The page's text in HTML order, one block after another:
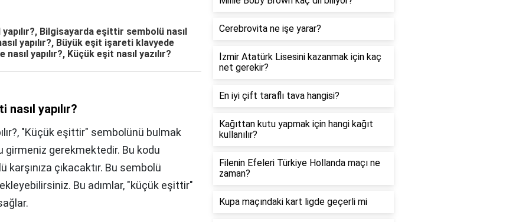
Bilgisayarda eşittir sembolü nasıl
yapılır?, Büyük eşit işareti klavyede
yapılır?, Küçük eşit nasıl yazılır?
yapılır?
"Küçük eşittir" sembolünü bulmak
girmeniz gerekmektedir. Bu kodu
çıkacaktır. Bu sembolü
Bu adımlar, "küçük eşittir"
Cerebrovita ne işe yarar?
İzmir Atatürk Lisesini kazanmak için kaç
net gerekir?
En iyi çift taraflı tava hangisi?
Kağıttan kutu yapmak için hangi kağıt
kullanılır?
Filenin Efeleri Türkiye Hollanda maçı ne
zaman?
Kupa maçındaki kart ligde geçerli mi